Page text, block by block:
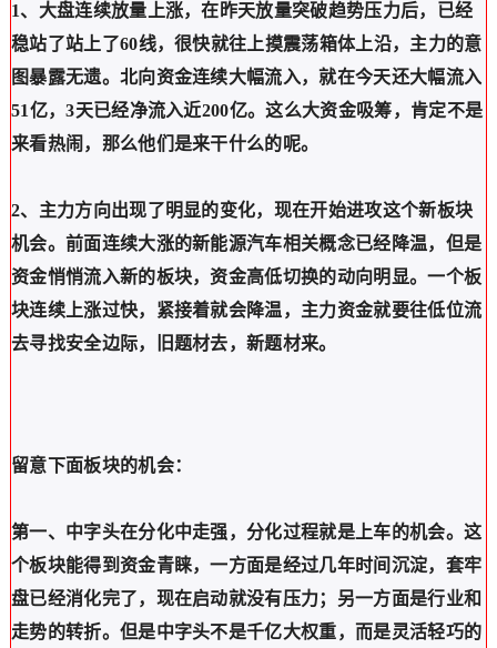
1、大盘连续放量上涨，在昨天放量突破趋势压力后，已经
稳站了站上了60线，很快就往上摸震荡箱体上沿，主力的意
图暴露无遗。北向资金连续大幅流入，就在今天还大幅流入
51亿，3天已经净流入近200亿。这么大资金吸筹，肯定不是
来看热闹，那么他们是来干什么的呢。
2、主力方向出现了明显的变化，现在开始进攻这个新板块
机会。前面连续大涨的新能源汽车相关概念已经降温，但是
资金悄悄流入新的板块，资金高低切换的动向明显。一个板
块连续上涨过快，紧接着就会降温，主力资金就要往低位流
去寻找安全边际，旧题材去，新题材来。
留意下面板块的机会：
第一、中字头在分化中走强，分化过程就是上车的机会。这
个板块能得到资金青睐，一方面是经过几年时间沉淀，套牢
盘已经消化完了，现在启动就没有压力；另一方面是行业和
走势的转折。但是中字头不是千亿大权重，而是灵活轻巧的